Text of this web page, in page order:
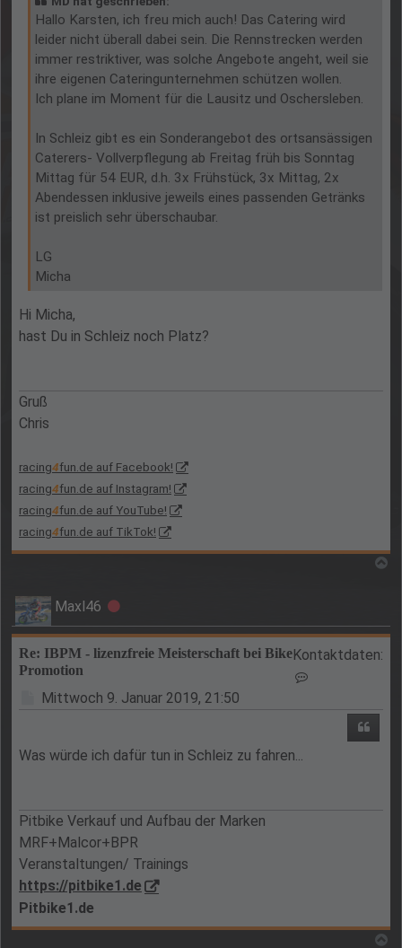
Hallo Karsten, ich freu mich auch! Das Catering wird
leider nicht überall dabei sein. Die Rennstrecken werden
immer restriktiver, was solche Angebote angeht, weil sie
ihre eigenen Cateringunternehmen schützen wollen.
Ich plane im Moment für die Lausitz und Oschersleben.
In Schleiz gibt es ein Sonderangebot des ortsansässigen
Caterers- Vollverpflegung ab Freitag früh bis Sonntag
Mittag für 54 EUR, d.h. 3x Frühstück, 3x Mittag, 2x
Abendessen inklusive jeweils eines passenden Getränks
ist preislich sehr überschaubar.
LG
Micha
Hi Micha,
hast Du in Schleiz noch Platz?
Gruß
Chris
racing4fun.de auf Facebook!
racing4fun.de auf Instagram!
racing4fun.de auf YouTube!
racing4fun.de auf TikTok!
Maxl46 Offline
Re: IBPM - lizenzfreie Meisterschaft bei Bike
Promotion
Kontaktdaten:
Beitrag
Mittwoch 9. Januar 2019, 21:50
Was würde ich dafür tun in Schleiz zu fahren...
Pitbike Verkauf und Aufbau der Marken
MRF+Malcor+BPR
Veranstaltungen/ Trainings
https://pitbike1.de
Pitbike1.de